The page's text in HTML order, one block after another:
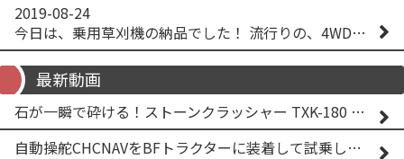
2019-08-24
今日は、乗用草刈機の納品でした！ 流行りの、4WD！ #イセキアグリ #オーレック #四駆 #増税間近
最新動画
石が一瞬で砕ける！ストーンクラッシャー TXK-180 実演
自動操舵CHCNAVをBFトラクターに装着して試乗してみた！！ CHCNAV NX610